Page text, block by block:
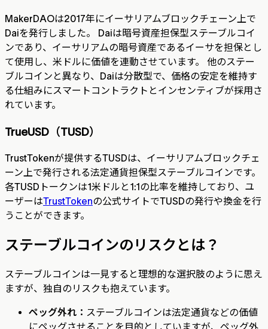
MakerDAOは2017年にイーサリアムブロックチェーン上で
Daiを発行しました。 Daiは暗号資産担保型ステーブルコイ
ンであり、イーサリアムの暗号資産であるイーサを担保とし
て使用し、米ドルに価値を連動させています。 他のステー
ブルコインと異なり、Daiは分散型で、価格の安定を維持す
る仕組みにスマートコントラクトとインセンティブが採用さ
れています。
TrueUSD（TUSD）
TrustTokenが提供するTUSDは、イーサリアムブロックチェ
ーン上で発行される法定通貨担保型ステーブルコインです。
各TUSDトークンは1米ドルと1:1の比率を維持しており、ユ
ーザーはTrustTokenの公式サイトでTUSDの発行や換金を行
うことができます。
ステーブルコインのリスクとは？
ステーブルコインは一見すると理想的な選択肢のように思え
ますが、独自のリスクも抱えています。
ペッグ外れ： ステーブルコインは法定通貨などの価値
にペッグさせることを目的としていますが、ペッグ外